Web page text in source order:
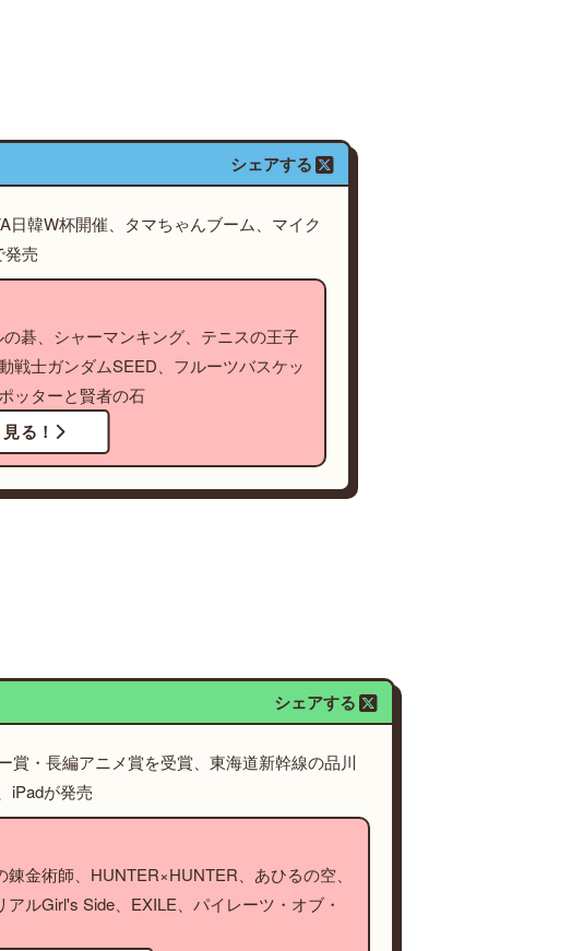
シェアする
韓W杯開催、タマちゃんブーム、マイク
発売
碁、シャーマンキング、テニスの王子
戦士ガンダムSEED、フルーツバスケッ
ッターと賢者の石
る！
シェアする
賞・長編アニメ賞を受賞、東海道新幹線の品川
iPadが発売
金術師、HUNTER×HUNTER、あひるの空、
ルGirl's Side、EXILE、パイレーツ・オブ・